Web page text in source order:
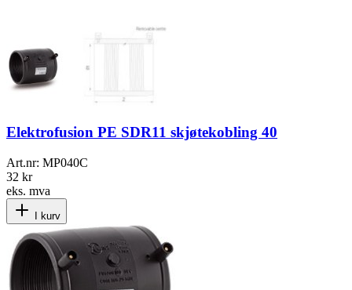
Elektrofusion PE SDR11 skjøtekobling 40
Art.nr: MP040C
32 kr
eks. mva
I kurv